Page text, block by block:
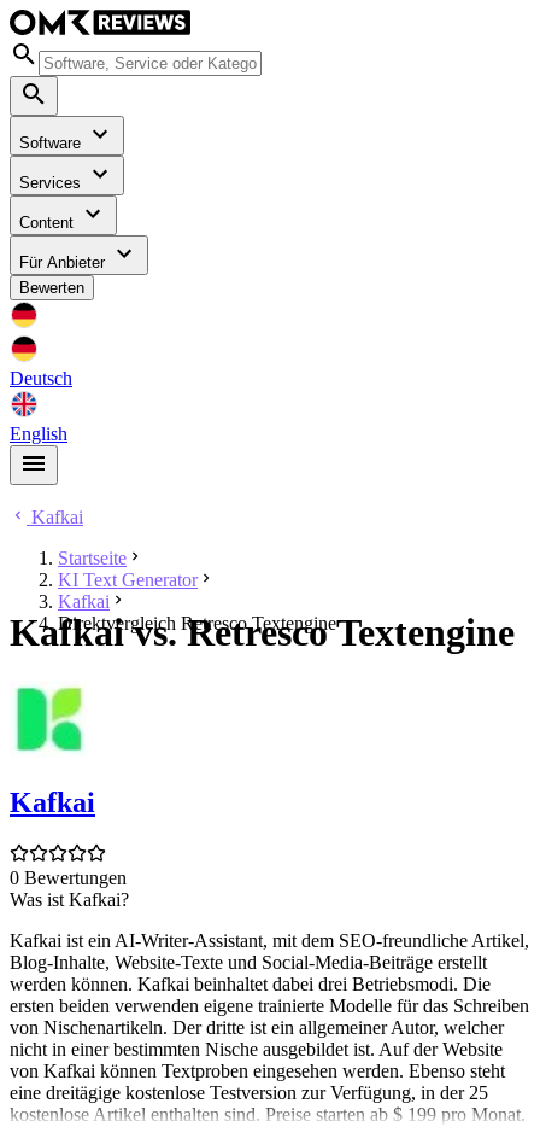
Software
Services
Content
Für Anbieter
Bewerten
Deutsch
English
Kafkai
Startseite
KI Text Generator
Kafkai
Direktvergleich Retresco Textengine
Kafkai vs. Retresco Textengine
Kafkai
0 Bewertungen
Was ist Kafkai?
Kafkai ist ein AI-Writer-Assistant, mit dem SEO-freundliche Artikel,
Blog-Inhalte, Website-Texte und Social-Media-Beiträge erstellt
werden können. Kafkai beinhaltet dabei drei Betriebsmodi. Die
ersten beiden verwenden eigene trainierte Modelle für das Schreiben
von Nischenartikeln. Der dritte ist ein allgemeiner Autor, welcher
nicht in einer bestimmten Nische ausgebildet ist. Auf der Website
von Kafkai können Textproben eingesehen werden. Ebenso steht
eine dreitägige kostenlose Testversion zur Verfügung, in der 25
kostenlose Artikel enthalten sind. Preise starten ab $ 199 pro Monat.